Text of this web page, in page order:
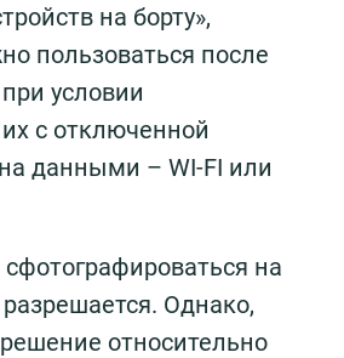
на борту»,
пользоваться после
условии
с отключенной
данными – WI-FI или
на
Однако,
относительно